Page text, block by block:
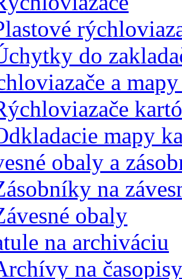
do
a
mapy
obaly a
na
obaly
na archiváciu
na časopisy